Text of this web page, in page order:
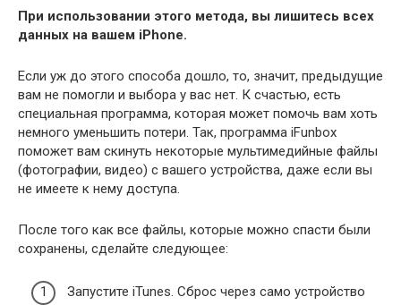
При использовании этого метода, вы лишитесь всех
данных на вашем iPhone.
Если уж до этого способа дошло, то, значит, предыдущие
вам не помогли и выбора у вас нет. К счастью, есть
специальная программа, которая может помочь вам хоть
немного уменьшить потери. Так, программа iFunbox
поможет вам скинуть некоторые мультимедийные файлы
(фотографии, видео) с вашего устройства, даже если вы
не имеете к нему доступа.
После того как все файлы, которые можно спасти были
сохранены, сделайте следующее:
Запустите iTunes. Сброс через само устройство